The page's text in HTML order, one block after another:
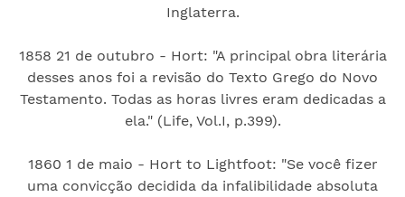
Inglaterra.
1858 21 de outubro - Hort: "A principal obra literária
desses anos foi a revisão do Texto Grego do Novo
Testamento. Todas as horas livres eram dedicadas a
ela." (Life, Vol.I, p.399).
1860 1 de maio - Hort to Lightfoot: "Se você fizer
uma convicção decidida da infalibilidade absoluta